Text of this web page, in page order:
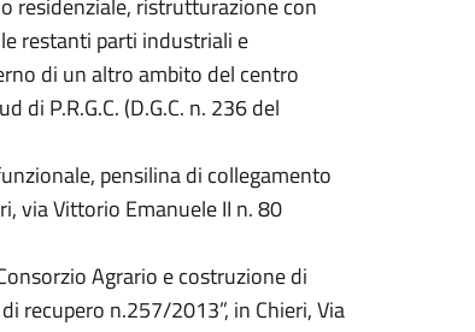
residenziale, ristrutturazione con
restanti parti industriali e
di un altro ambito del centro
di P.R.G.C. (D.G.C. n. 236 del
pensilina di collegamento
via Vittorio Emanuele II n. 80
Agrario e costruzione di
recupero n.257/2013”, in Chieri, Via